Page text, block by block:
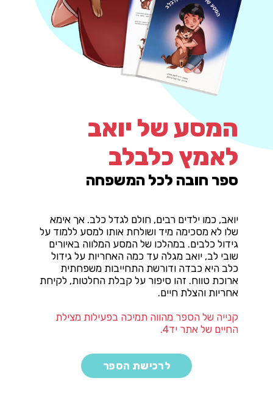
המסע של יואב
לאמץ כלבלב
ספר חובה לכל המשפחה
יואב, כמו ילדים רבים, חולם לגדל כלב. אך אימא
שלו לא מסכימה מיד ושולחת אותו למסע ללמוד על
גידול כלבים. במהלכו של המסע המלווה באיורים
שובי לב, יואב מגלה עד כמה האחריות על גידול
כלב היא כבדה ודורשת התחייבות משפחתית
ארוכת טווח. זהו סיפור על קבלת החלטות, לקיחת
אחריות והצלת חיים.
קנייה של הספר מהווה תמיכה בפעילות מצילת
החיים של אתר יד4.
לרכישת הספר